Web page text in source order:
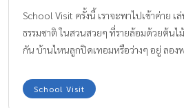
School Visit ครั้งนี้ เราจะพาไปเข้าค่าย
ธรรมชาติ ในสวนสวยๆ ที่รายล้อมด้วยต้น
กัน บ้านไหนลูกปิดเทอมหรือว่างๆ อยู่ ลอง
ดอกไม้ใบไม้ เป็นค่ายที่ส่งเสริมให้เด็กได้เรี
ทำกิจกรรมที่เชื่อมโยงกับสวนสวยๆ ที่
School Visit